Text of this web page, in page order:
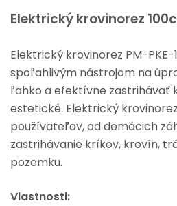
Elektrický krovinorez
Elektrický krovinorez PM-PKE-
spoľahlivým nástrojom na
ľahko a efektívne zastrihávať
estetické. Elektrický
používateľov, od domácich
zastrihávanie kríkov, krovín,
pozemku.
Vlastnosti: